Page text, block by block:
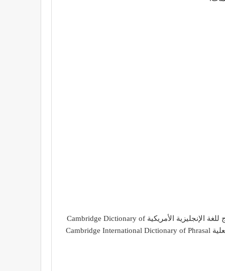
وبالإضافة إلى تاريخه العريق فالنسخة الإلكترونية من هذا القاموس تتميّز بأنّها مقسّمة إلى أربعة معاجم رئيسية: قاموس كامبريدج للغة الإنجليزية الأمريكية Cambridge Dictionary of
American English، قاموس كامبريدج للمتعلّمين Cambridge Learner’s Dictionary، قاموس كامبريدج العالمي لأشباه الجمل الفعلية Cambridge International Dictionary of Phrasal